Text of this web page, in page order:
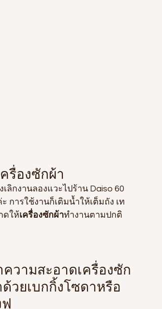
รื่องซักผ้า
การใช้งานก็เติมน้ำให้เต็มถัง เท
ดให้เครื่องซักผ้าทำงานตามปกติ
วามสะอาดเครื่องซัก
วยเบกกิ้งโซดาหรือ